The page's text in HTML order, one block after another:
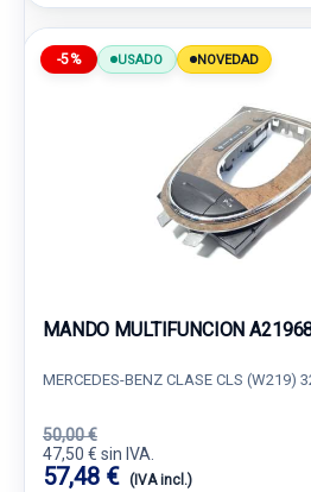
-5% USADO NOVEDAD
MANDO MULTIFUNCION
MERCEDES-BENZ CLASE CLS (W219)
50,00 €
47,50 € sin IVA.
57,48 € (IVA incl.)